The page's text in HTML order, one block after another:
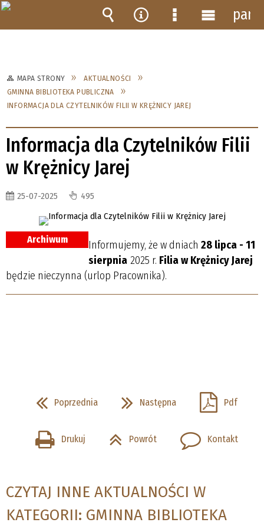
MAPA STRONY
AKTUALNOŚCI
GMINNA BIBLIOTEKA PUBLICZNA
INFORMACJA DLA CZYTELNIKÓW FILII W KRĘŻNICY JAREJ
Informacja dla Czytelników Filii
w Krężnicy Jarej
25-07-2025 495
Archiwum Informujemy, że w dniach 28 lipca - 11
sierpnia 2025 r. Filia w Krężnicy Jarej
będzie nieczynna (urlop Pracownika).
Poprzednia Następna Pdf
Drukuj Powrót Kontakt
CZYTAJ INNE AKTUALNOŚCI W
KATEGORII: GMINNA BIBLIOTEKA
Wyszukiwarka
Narzędzia
MenuMenu